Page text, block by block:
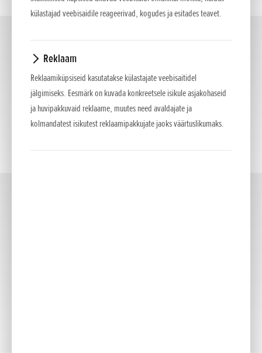
külastajad veebisaidile reageerivad, kogudes ja esitades teavet.
Reklaam
Reklaamiküpsiseid kasutatakse külastajate veebisaitidel
jälgimiseks. Eesmärk on kuvada konkreetsele isikule asjakohaseid
ja huvipakkuvaid reklaame, muutes need avaldajate ja
kolmandatest isikutest reklaamipakkujate jaoks väärtuslikumaks.
Adventure